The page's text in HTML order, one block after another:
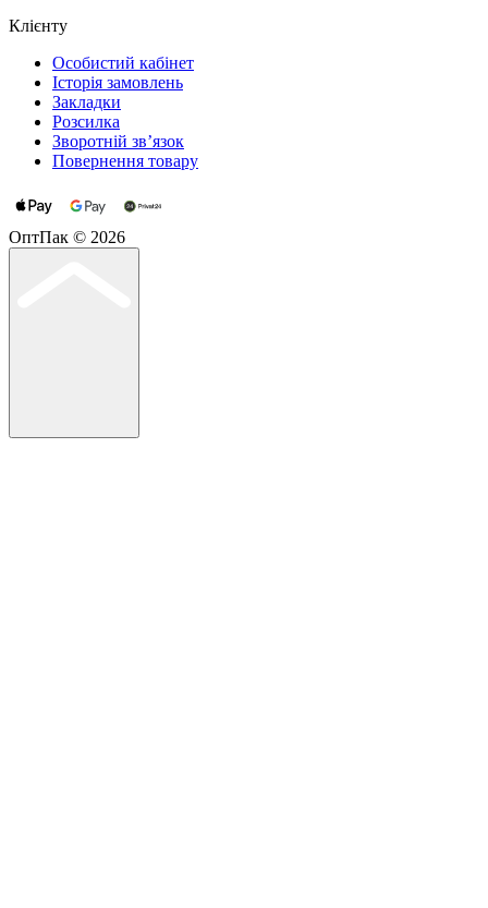
Клієнту
Особистий кабінет
Історія замовлень
Закладки
Розсилка
Зворотній зв’язок
Повернення товару
ОптПак © 2026